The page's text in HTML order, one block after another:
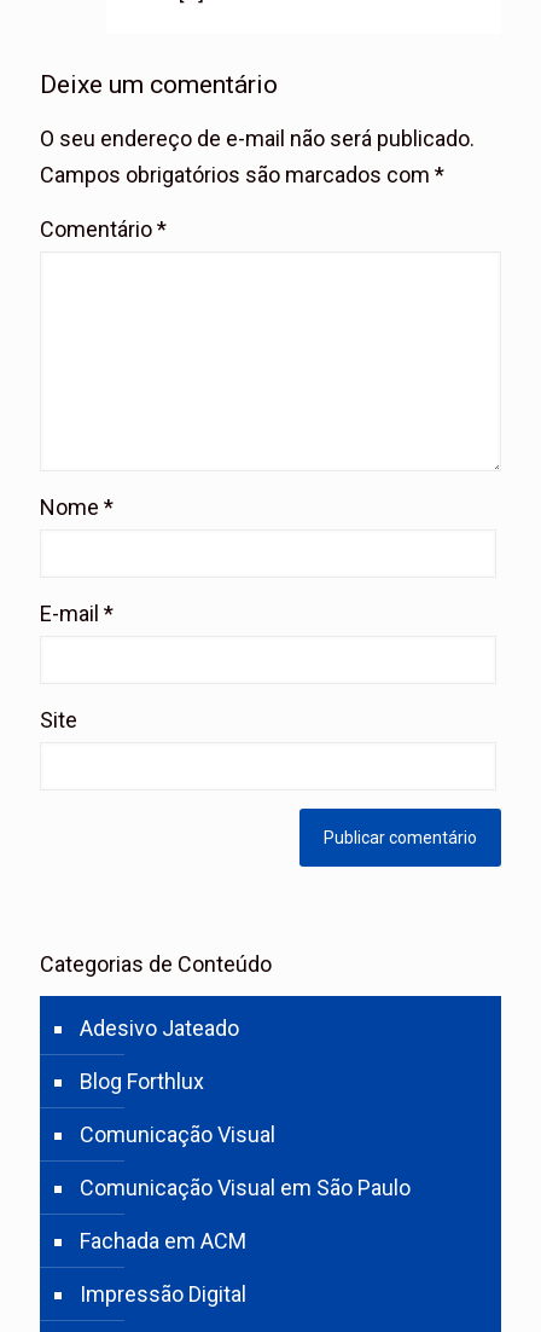
Deixe um comentário
O seu endereço de e-mail não será publicado.
Campos obrigatórios são marcados com *
Comentário*
Nome *
E-mail *
Site
Categorias de Conteúdo
Adesivo Jateado
Blog Forthlux
Comunicação Visual
Comunicação Visual em São Paulo
Fachada em ACM
Impressão Digital